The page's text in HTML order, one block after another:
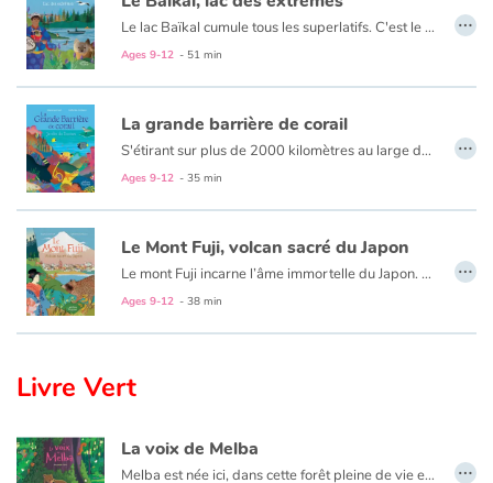
Le lac Baïkal cumule tous les superlatifs. C'est le plus vieux, le plus profond lac du monde, et la plus grande réserve d'eau douce. Habité de longue date par des peuples anciens, il a été découvert tardivement par les Européens, au gré de chasses à la zibeline ! Cet espace perdu dans la taïga profonde et baigné par des conditions extrêmes attire depuis lors les plus courageux pour son étonnante biodiversité. L'eau du lac, filtrée par de minuscules organismes, est d'une pureté sans égal. Elle fascine les scientifiques en leur permettant d'observer le cosmos comme nulle part ailleurs grâce à des télescopes sous-marins ultras sophistiqués. Surplomber le Baïkal à bord du Transsibérien, croiser le nerpa (unique phoque d'eau douce du monde) ou se surpasser en s'élançant dans un marathon de glace... Il y a mille façons de vivre l'exploration du joyau de la nature sibérienne.
Ages 9-12 - 51 min
…
La grande barrière de corail
S'étirant sur plus de 2000 kilomètres au large de la côte Est de l'Australie, le merveilleux jardin marin aux couleurs de l'arc-en-ciel se dévoile. En 1768, le navigateur français Louis-Antoine de Bougainville décrit pour la première fois la présence de "récifs dangereux". Il décide alors de changer de cap, passant à côté de leurs trésors ! Avec ses 3000 récifs et 1500 îles, le parc marin de la Grande Barrière de corail, inscrit au patrimoine mondial de l'Unesco, regroupe de nombreuses variétés de coraux. Gobies, poissons-clowns et balistes copient leurs couleurs multicolores pour passer inaperçus. Surplombant les récifs coraliens, près de 1400 espèces de requins vivent dans le parc ! Les scientifiques étudient le récif pour surveiller son état de santé, ils explorent des pistes pour le protéger des effets du réchauffement climatique.
Ages 9-12 - 35 min
…
Le Mont Fuji, volcan sacré du Japon
Le mont Fuji incarne l’âme immortelle du Japon. Les Japonais le vénèrent tel un sage ! Il fait partie intégrante de leur culture : il est sur les billets de banque, sur les logos de grandes marques, on réserve sa place de train ou d’avion de manière à pouvoir le contempler… De loin, on admire ses dimensions parfaites, et en s'approchant il nous livre tous ses trésors ! Par exemple, des grottes de glace ou des galeries souterraines, souvenirs des anciennes éruptions.
Ages 9-12 - 38 min
…
Livre Vert
La voix de Melba
Melba est née ici, dans cette forêt pleine de vie et de bruits. Mais depuis quelques temps, les feuilles tombent plus tôt, le ruisseau s'assèche, l'herbe se transforme en foin... Elle s'inquiète, même si les autres animaux de la forêt semblent indifférents à ces changements. Cela signifie-t-il que tout va bien ?
…